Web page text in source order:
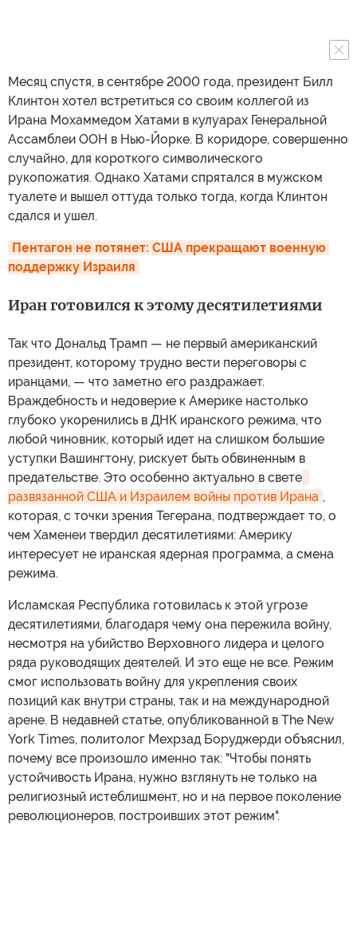
Месяц спустя, в сентябре 2000 года, президент Билл
Клинтон хотел встретиться со своим коллегой из
Ирана Мохаммедом Хатами в кулуарах Генеральной
Ассамблеи ООН в Нью-Йорке. В коридоре, совершенно
случайно, для короткого символического
рукопожатия. Однако Хатами спрятался в мужском
туалете и вышел оттуда только тогда, когда Клинтон
сдался и ушел.
Пентагон не потянет: США прекращают военную
поддержку Израиля
Иран готовился к этому десятилетиями
Так что Дональд Трамп — не первый американский
президент, которому трудно вести переговоры с
иранцами, — что заметно его раздражает.
Враждебность и недоверие к Америке настолько
глубоко укоренились в ДНК иранского режима, что
любой чиновник, который идет на слишком большие
уступки Вашингтону, рискует быть обвиненным в
предательстве. Это особенно актуально в свете
развязанной США и Израилем войны против Ирана ,
которая, с точки зрения Тегерана, подтверждает то, о
чем Хаменеи твердил десятилетиями: Америку
интересует не иранская ядерная программа, а смена
режима.
Исламская Республика готовилась к этой угрозе
десятилетиями, благодаря чему она пережила войну,
несмотря на убийство Верховного лидера и целого
ряда руководящих деятелей. И это еще не все. Режим
смог использовать войну для укрепления своих
позиций как внутри страны, так и на международной
арене. В недавней статье, опубликованной в The New
York Times, политолог Мехрзад Боруджерди объяснил,
почему все произошло именно так: "Чтобы понять
устойчивость Ирана, нужно взглянуть не только на
религиозный истеблишмент, но и на первое поколение
революционеров, построивших этот режим".